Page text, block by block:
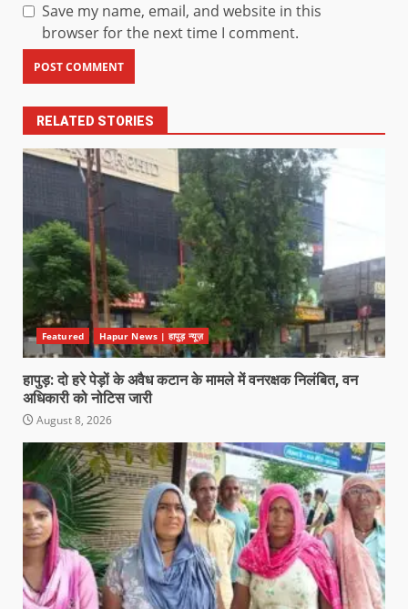
Save my name, email, and website in this
browser for the next time I comment.
RELATED STORIES
Featured Hapur News | हापुड़ न्यूज़
हापुड़: दो हरे पेड़ों के अवैध कटान के मामले में वनरक्षक निलंबित, वन
अधिकारी को नोटिस जारी
August 8, 2026